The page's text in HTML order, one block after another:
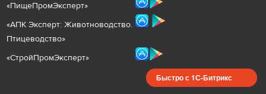
«ПищеПромЭксперт»
«АПК Эксперт: Животноводство.
Птицеводство»
«СтройПромЭксперт»
Быстро с 1С-Битрикс